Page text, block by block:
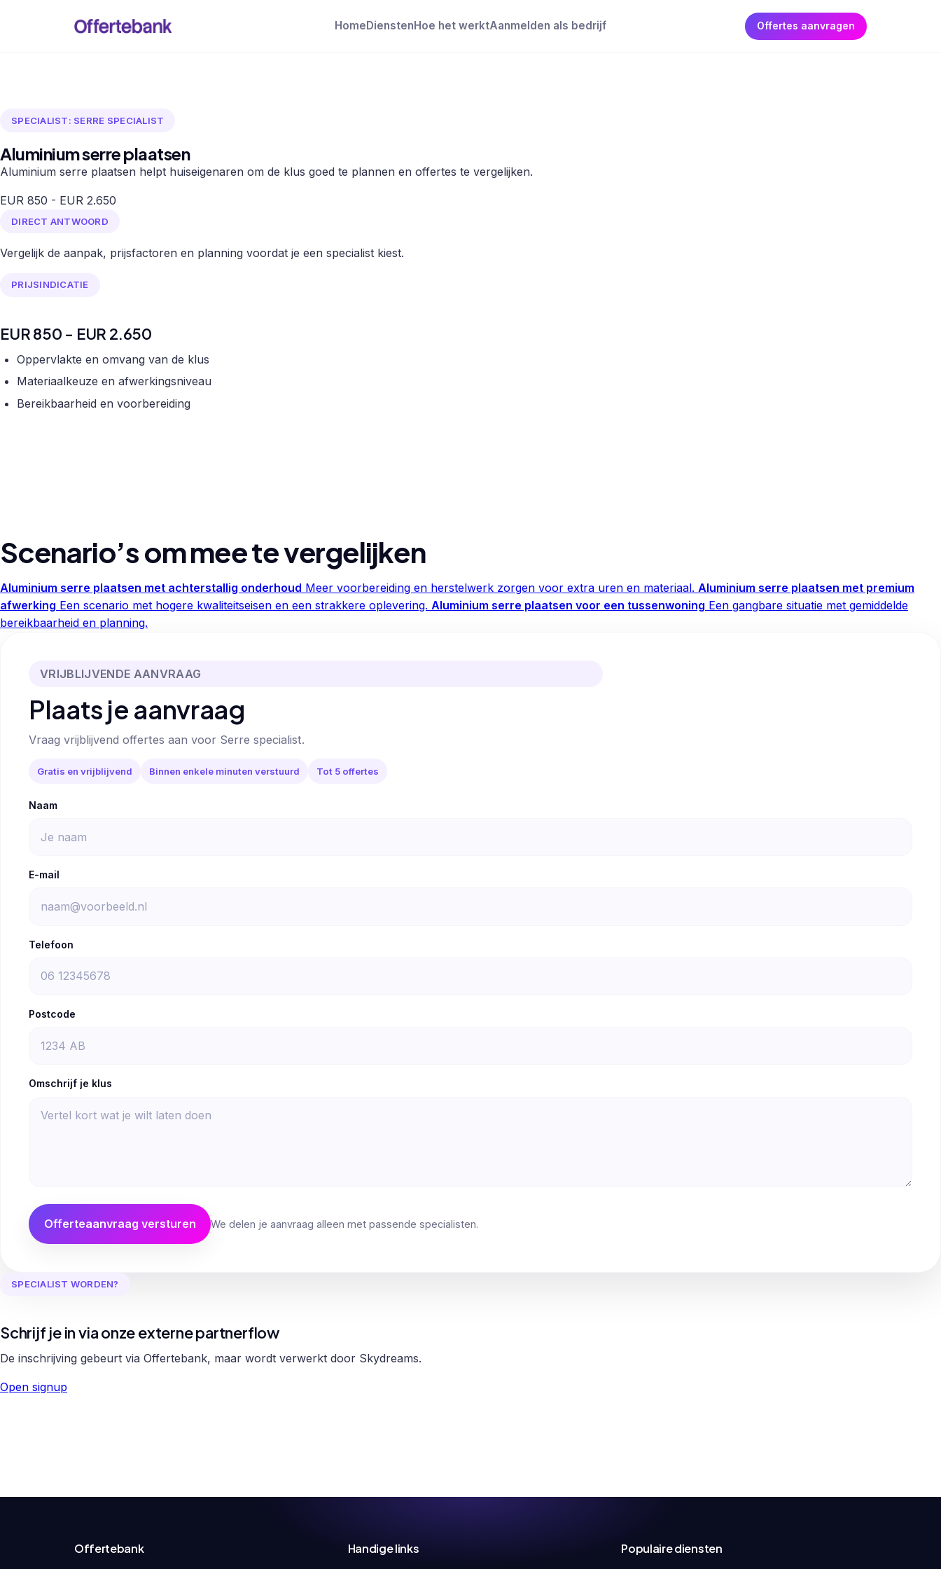
Home Diensten Hoe het werktAanmelden als bedrijf Offertes aanvragen
SPECIALIST: SERRE SPECIALIST
Aluminium serre plaatsen
Aluminium serre plaatsen helpt huiseigenaren om de klus goed te plannen en offertes te vergelijken.
EUR 850 - EUR 2.650
DIRECT ANTWOORD
Vergelijk de aanpak, prijsfactoren en planning voordat je een specialist kiest.
PRIJSINDICATIE
EUR 850 - EUR 2.650
Oppervlakte en omvang van de klus
Materiaalkeuze en afwerkingsniveau
Bereikbaarheid en voorbereiding
Scenario’s om mee te vergelijken
Aluminium serre plaatsen met achterstallig onderhoud Meer voorbereiding en herstelwerk zorgen voor extra uren en materiaal. Aluminium serre plaatsen met premium
afwerking Een scenario met hogere kwaliteitseisen en een strakkere oplevering. Aluminium serre plaatsen voor een tussenwoning Een gangbare situatie met gemiddelde
bereikbaarheid en planning.
VRIJBLIJVENDE AANVRAAG
Plaats je aanvraag
Vraag vrijblijvend offertes aan voor Serre specialist.
Gratis en vrijblijvend Binnen enkele minuten verstuurd Tot 5 offertes
Naam
E-mail
Telefoon
Postcode
Omschrijf je klus
Offerteaanvraag versturen We delen je aanvraag alleen met passende specialisten.
SPECIALIST WORDEN?
Schrijf je in via onze externe partnerflow
De inschrijving gebeurt via Offertebank, maar wordt verwerkt door Skydreams.
Open signup
Offertebank Handige links Populaire diensten